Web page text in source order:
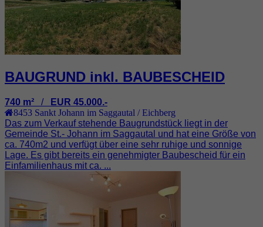
BAUGRUND inkl. BAUBESCHEID
740 m² / EUR 45.000.-
8453 Sankt Johann im Saggautal / Eichberg
Das zum Verkauf stehende Baugrundstück liegt in der
Gemeinde St.- Johann im Saggautal und hat eine Größe von
ca. 740m2 und verfügt über eine sehr ruhige und sonnige
Lage. Es gibt bereits ein genehmigter Baubescheid für ein
Einfamilienhaus mit ca. ...